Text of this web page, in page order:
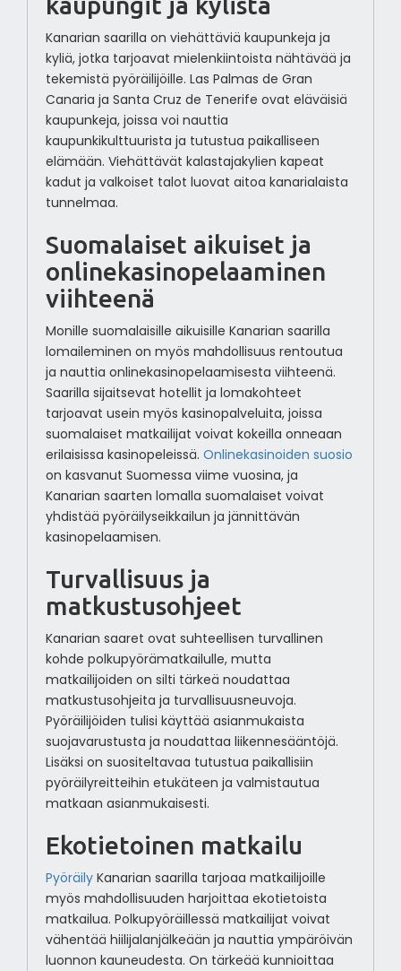
Kanarian saarilla on viehättäviä kaupunkeja ja
kyliä, jotka tarjoavat mielenkiintoista nähtävää ja
tekemistä pyöräilijöille. Las Palmas de Gran
Canaria ja Santa Cruz de Tenerife ovat eläväisiä
kaupunkeja, joissa voi nauttia
kaupunkikulttuurista ja tutustua paikalliseen
elämään. Viehättävät kalastajakylien kapeat
kadut ja valkoiset talot luovat aitoa kanarialaista
tunnelmaa.
Suomalaiset aikuiset ja
onlinekasinopelaaminen
viihteenä
Monille suomalaisille aikuisille Kanarian saarilla
lomaileminen on myös mahdollisuus rentoutua
ja nauttia onlinekasinopelaamisesta viihteenä.
Saarilla sijaitsevat hotellit ja lomakohteet
tarjoavat usein myös kasinopalveluita, joissa
suomalaiset matkailijat voivat kokeilla onneaan
erilaisissa kasinopeleissä. Onlinekasinoiden suosio
on kasvanut Suomessa viime vuosina, ja
Kanarian saarten lomalla suomalaiset voivat
yhdistää pyöräilyseikkailun ja jännittävän
kasinopelaamisen.
Turvallisuus ja
matkustusohjeet
Kanarian saaret ovat suhteellisen turvallinen
kohde polkupyörämatkailulle, mutta
matkailijoiden on silti tärkeä noudattaa
matkustusohjeita ja turvallisuusneuvoja.
Pyöräilijöiden tulisi käyttää asianmukaista
suojavarustusta ja noudattaa liikennesääntöjä.
Lisäksi on suositeltavaa tutustua paikallisiin
pyöräilyreitteihin etukäteen ja valmistautua
matkaan asianmukaisesti.
Ekotietoinen matkailu
Pyöräily Kanarian saarilla tarjoaa matkailijoille
myös mahdollisuuden harjoittaa ekotietoista
matkailua. Polkupyöräillessä matkailijat voivat
vähentää hiilijalanjälkeään ja nauttia ympäröivän
luonnon kauneudesta. On tärkeää kunnioittaa